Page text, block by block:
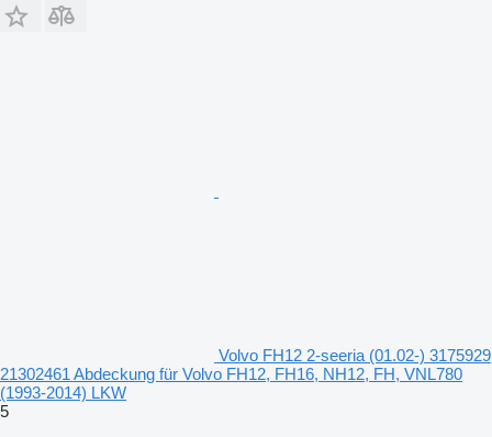
Volvo FH12 2-seeria (01.02-) 3175929
21302461 Abdeckung für Volvo FH12, FH16, NH12, FH, VNL780
(1993-2014) LKW
5